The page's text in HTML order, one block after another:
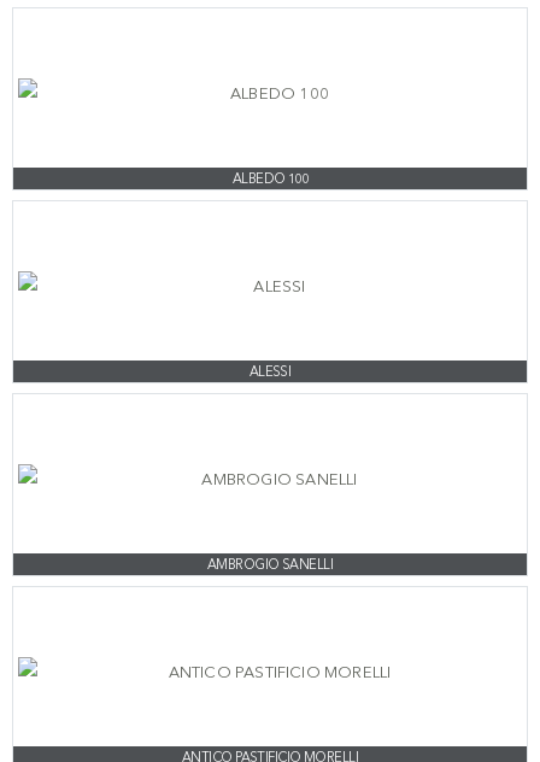
ALBEDO 100
ALESSI
AMBROGIO SANELLI
ANTICO PASTIFICIO MORELLI